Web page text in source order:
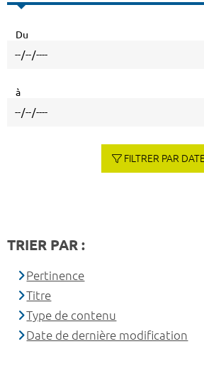
Du
à
FILTRER PAR
TRIER PAR :
Pertinence
Titre
Type de contenu
Date de dernière modification